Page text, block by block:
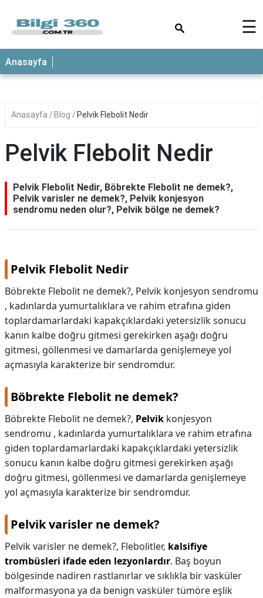
ANASAYFA
☰
Anasayfa
Anasayfa Blog Pelvik Flebolit Nedir
Pelvik Flebolit Nedir
Pelvik Flebolit Nedir, Böbrekte Flebolit ne demek?,
Pelvik varisler ne demek?, Pelvik konjesyon
sendromu neden olur?, Pelvik bölge ne demek?
Pelvik Flebolit Nedir
Böbrekte Flebolit ne demek?, Pelvik konjesyon sendromu
, kadınlarda yumurtalıklara ve rahim etrafına giden
toplardamarlardaki kapakçıklardaki yetersizlik sonucu
kanın kalbe doğru gitmesi gerekirken aşağı doğru
gitmesi, göllenmesi ve damarlarda genişlemeye yol
açmasıyla karakterize bir sendromdur.
Böbrekte Flebolit ne demek?
Böbrekte Flebolit ne demek?, Pelvik konjesyon
sendromu , kadınlarda yumurtalıklara ve rahim etrafına
giden toplardamarlardaki kapakçıklardaki yetersizlik
sonucu kanın kalbe doğru gitmesi gerekirken aşağı
doğru gitmesi, göllenmesi ve damarlarda genişlemeye
yol açmasıyla karakterize bir sendromdur.
Pelvik varisler ne demek?
Pelvik varisler ne demek?, Flebolitler, kalsifiye
trombüsleri ifade eden lezyonlardır. Baş boyun
bölgesinde nadiren rastlanırlar ve sıklıkla bir vasküler
malformasyona ya da benign vasküler tümöre eşlik